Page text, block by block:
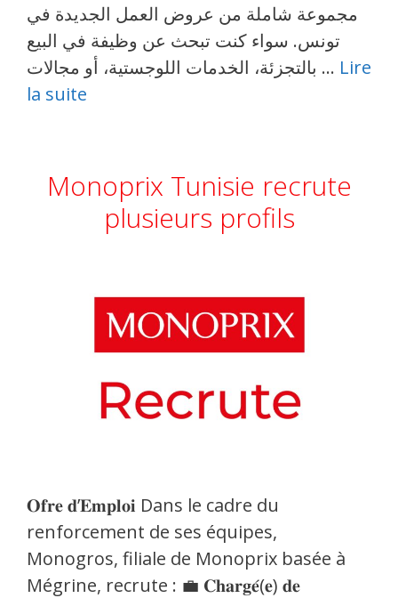
مجموعة شاملة من عروض العمل الجديدة في
تونس. سواء كنت تبحث عن وظيفة في البيع
بالتجزئة، الخدمات اللوجستية، أو مجالات … Lire
la suite
Monoprix Tunisie recrute
plusieurs profils
𝐎𝐟𝐫𝐞 𝐝’𝐄𝐦𝐩𝐥𝐨𝐢 Dans le cadre du
renforcement de ses équipes,
Monogros, filiale de Monoprix basée à
Mégrine, recrute : 💼 𝐂𝐡𝐚𝐫𝐠𝐞́(𝐞) 𝐝𝐞